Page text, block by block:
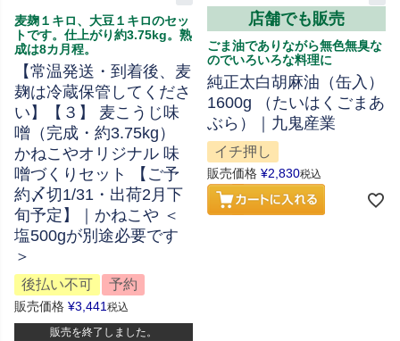
麦麹１キロ、大豆１キロのセッ
トです。仕上がり約3.75kg。熟
成は8カ月程。
【常温発送・到着後、麦
麹は冷蔵保管してくださ
い】【３】 麦こうじ味
噌（完成・約3.75kg）
かねこやオリジナル 味
噌づくりセット 【ご予
約〆切1/31・出荷2月下
旬予定】｜かねこや ＜
塩500gが別途必要です
＞
後払い不可 予約
販売価格 ¥3,441税込
販売を終了しました。
店舗でも販売
ごま油でありながら無色無臭な
のでいろいろな料理に
純正太白胡麻油（缶入）
1600g （たいはくごまあ
ぶら）｜九鬼産業
イチ押し
販売価格 ¥2,830税込